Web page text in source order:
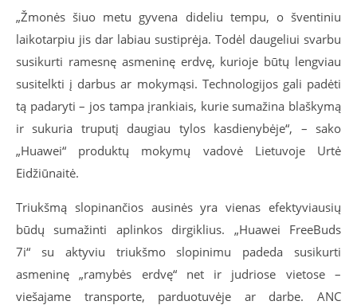
„Žmonės šiuo metu gyvena dideliu tempu, o šventiniu
laikotarpiu jis dar labiau sustiprėja. Todėl daugeliui svarbu
susikurti ramesnę asmeninę erdvę, kurioje būtų lengviau
susitelkti į darbus ar mokymąsi. Technologijos gali padėti
tą padaryti – jos tampa įrankiais, kurie sumažina blaškymą
ir sukuria truputį daugiau tylos kasdienybėje“, – sako
„Huawei“ produktų mokymų vadovė Lietuvoje Urtė
Eidžiūnaitė.
Triukšmą slopinančios ausinės yra vienas efektyviausių
būdų sumažinti aplinkos dirgiklius. „Huawei FreeBuds
7i“ su aktyviu triukšmo slopinimu padeda susikurti
asmeninę „ramybės erdvę“ net ir judriose vietose –
viešajame transporte, parduotuvėje ar darbe. ANC